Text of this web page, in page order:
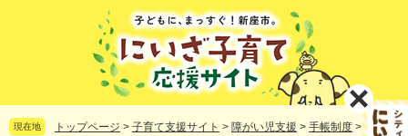
頭
で
飛
ば現在地 トップページ > 子育て支援サイト > 障がい児支援 > 手帳制度 >障がい